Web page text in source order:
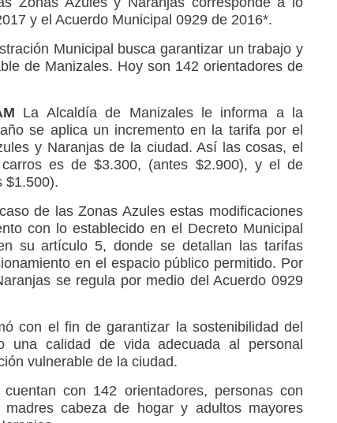
y el Acuerdo Municipal 0929 de 2016*.
Municipal busca garantizar un trabajo y
de Manizales. Hoy son 142 orientadores de
La Alcaldía de Manizales le informa a la
se aplica un incremento en la tarifa por el
y Naranjas de la ciudad. Así las cosas, el
es de $3.300, (antes $2.900), y el de
$1.500).
de las Zonas Azules estas modificaciones
con lo establecido en el Decreto Municipal
su artículo 5, donde se detallan las tarifas
en el espacio público permitido. Por
se regula por medio del Acuerdo 0929
con el fin de garantizar la sostenibilidad del
una calidad de vida adecuada al personal
vulnerable de la ciudad.
con 142 orientadores, personas con
cabeza de hogar y adultos mayores